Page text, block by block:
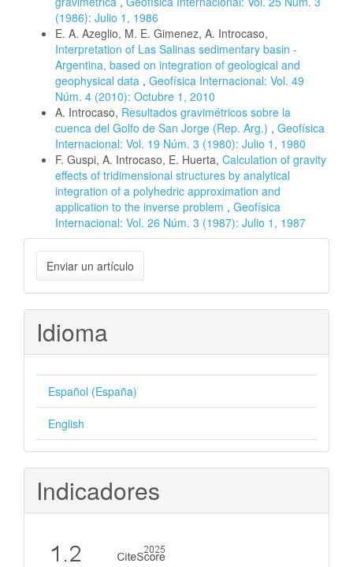
(1986): Julio 1, 1986
E. A. Azeglio, M. E. Gimenez, A. Introcaso,
Interpretation of Las Salinas sedimentary basin -
Argentina, based on integration of geological and
geophysical data , Geofísica Internacional: Vol. 49
Núm. 4 (2010): Octubre 1, 2010
A. Introcaso, Resultados gravimétricos sobre la
cuenca del Golfo de San Jorge (Rep. Arg.) , Geofísica
Internacional: Vol. 19 Núm. 3 (1980): Julio 1, 1980
F. Guspi, A. Introcaso, E. Huerta, Calculation of gravity
effects of tridimensional structures by analytical
integration of a polyhedric approximation and
application to the inverse problem , Geofísica
Internacional: Vol. 26 Núm. 3 (1987): Julio 1, 1987
Enviar
un
artículo
Enviar un artículo
Idioma
Español (España)
English
Indicadores